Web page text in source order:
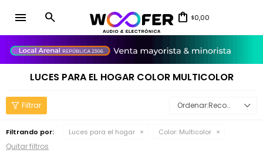
menu $0,00
LUCES PARA EL HOGAR COLOR MULTICOLOR
Recomendados
Filtrando por: Luces para el hogar Color: Multicolor
Quitar filtros
close